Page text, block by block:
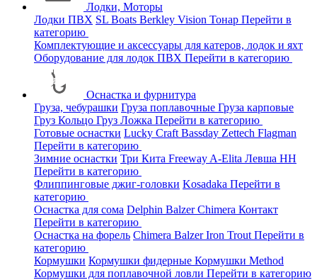
Лодки, Моторы
Лодки ПВХ SL Boats Berkley Vision Тонар Перейти в
категорию
Комплектующие и аксессуары для катеров, лодок и яхт
Оборудование для лодок ПВХ Перейти в категорию
Оснастка и фурнитура
Груза, чебурашки Груза поплавочные Груза карповые
Груз Кольцо Груз Ложка Перейти в категорию
Готовые оснастки Lucky Craft Bassday Zettech Flagman
Перейти в категорию
Зимние оснастки Три Кита Freeway A-Elita Левша НН
Перейти в категорию
Флиппинговые джиг-головки Kosadaka Перейти в
категорию
Оснастка для сома Delphin BalzerChimera Контакт
Перейти в категорию
Оснастка на форель Chimera BalzerIron Trout Перейти в
категорию
Кормушки Кормушки фидерные Кормушки Method
Кормушки для поплавочной ловли Перейти в категорию